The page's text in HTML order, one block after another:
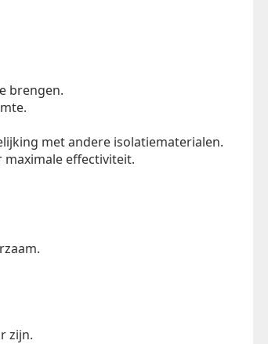
brengen.
met andere isolatiematerialen.
effectiviteit.
zijn.